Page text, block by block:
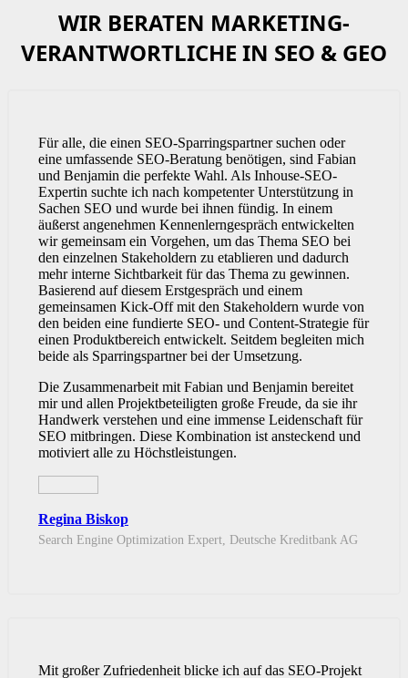
WIR BERATEN MARKETING-
VERANTWORTLICHE IN SEO & GEO
Für alle, die einen SEO-Sparringspartner suchen oder
eine umfassende SEO-Beratung benötigen, sind Fabian
und Benjamin die perfekte Wahl. Als Inhouse-SEO-
Expertin suchte ich nach kompetenter Unterstützung in
Sachen SEO und wurde bei ihnen fündig. In einem
äußerst angenehmen Kennenlerngespräch entwickelten
wir gemeinsam ein Vorgehen, um das Thema SEO bei
den einzelnen Stakeholdern zu etablieren und dadurch
mehr interne Sichtbarkeit für das Thema zu gewinnen.
Basierend auf diesem Erstgespräch und einem
gemeinsamen Kick-Off mit den Stakeholdern wurde von
den beiden eine fundierte SEO- und Content-Strategie für
einen Produktbereich entwickelt. Seitdem begleiten mich
beide als Sparringspartner bei der Umsetzung.
Die Zusammenarbeit mit Fabian und Benjamin bereitet
mir und allen Projektbeteiligten große Freude, da sie ihr
Handwerk verstehen und eine immense Leidenschaft für
SEO mitbringen. Diese Kombination ist ansteckend und
motiviert alle zu Höchstleistungen.
Regina Biskop
Search Engine Optimization Expert, Deutsche Kreditbank AG
Mit großer Zufriedenheit blicke ich auf das SEO-Projekt